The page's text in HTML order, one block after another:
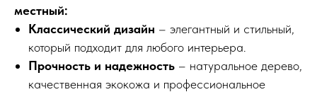
местный:
Классический дизайн – элегантный и стильный,
который подходит для любого интерьера.
Прочность и надежность – натуральное дерево,
качественная экокожа и профессиональное